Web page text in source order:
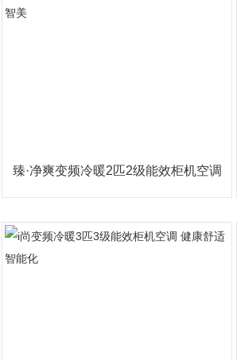
臻·净爽变频冷暖2匹2级能效柜机空调